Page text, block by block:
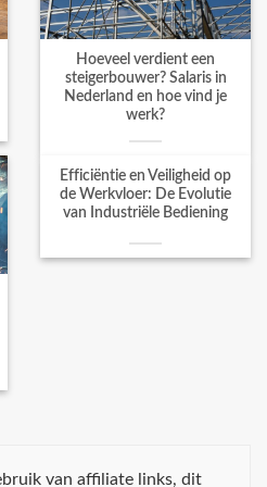
Hoeveel verdient een
steigerbouwer? Salaris in
Nederland en hoe vind je
werk?
Efficiëntie en Veiligheid op
de Werkvloer: De Evolutie
van Industriële Bediening
van affiliate links, dit